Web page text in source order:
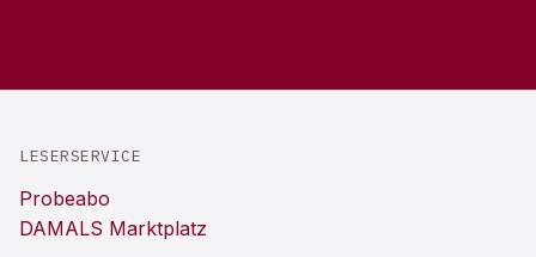
LESERSERVICE
Probeabo
DAMALS Marktplatz